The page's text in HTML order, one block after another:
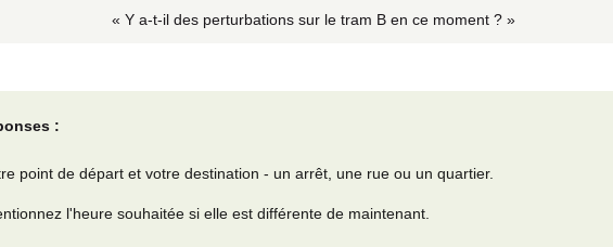
« Y a-t-il des perturbations sur le tram B en ce moment ? »
:
point de départ et votre destination - un arrêt, une rue ou un quartier.
l'heure souhaitée si elle est différente de maintenant.